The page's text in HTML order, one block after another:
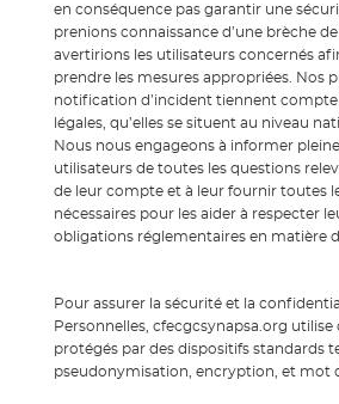
en conséquence pas garantir une
prenions connaissance d’une brèche
avertirions les utilisateurs concernés
prendre les mesures appropriées. Nos
notification d’incident tiennent
légales, qu’elles se situent au niveau
Nous nous engageons à informer
utilisateurs de toutes les questions
de leur compte et à leur fournir toutes
nécessaires pour les aider à respecter
obligations réglementaires en matière
Pour assurer la sécurité et la
Personnelles, cfecgcsynapsa.org utilise
protégés par des dispositifs standards
pseudonymisation, encryption, et mot